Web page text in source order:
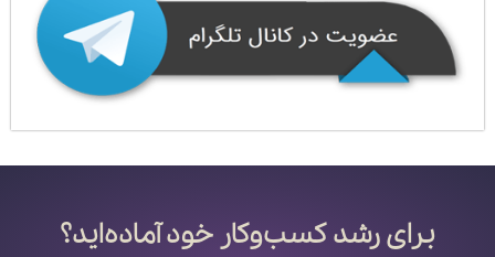
برای رشد کسب‌وکار خود آماده‌اید؟